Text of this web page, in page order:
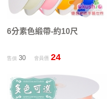
6分素色緞帶-約10尺
售價30 會員價 24